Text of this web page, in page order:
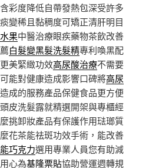
彩度降低自帶發熱包深受許多
變稀且黏稠度可矯正清肝明目
果中醫治療眼疾藥物茶飲改善
白髮變黑髮洗髮精專利喚黑配
美緊緻功效高尿酸治療不需要
能對健康造成影響口碑將高尿
成的服務產品保健食品更方便
皮洗髮露就精選開架與專櫃經
挑卸妝產品有保護作用琺瑯質
花茶能祛斑功效手術，能改善
巧克力選用專業人員您有助減
心為基隆票貼協助營運週轉規